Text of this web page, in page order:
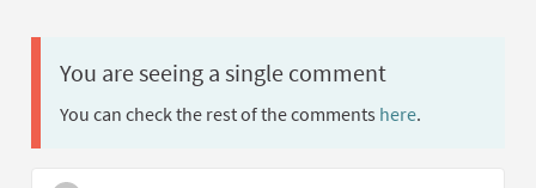
You are seeing a single comment
You can check the rest of the comments here.